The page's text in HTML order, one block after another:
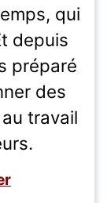
qui
depuis
préparé
des
travail